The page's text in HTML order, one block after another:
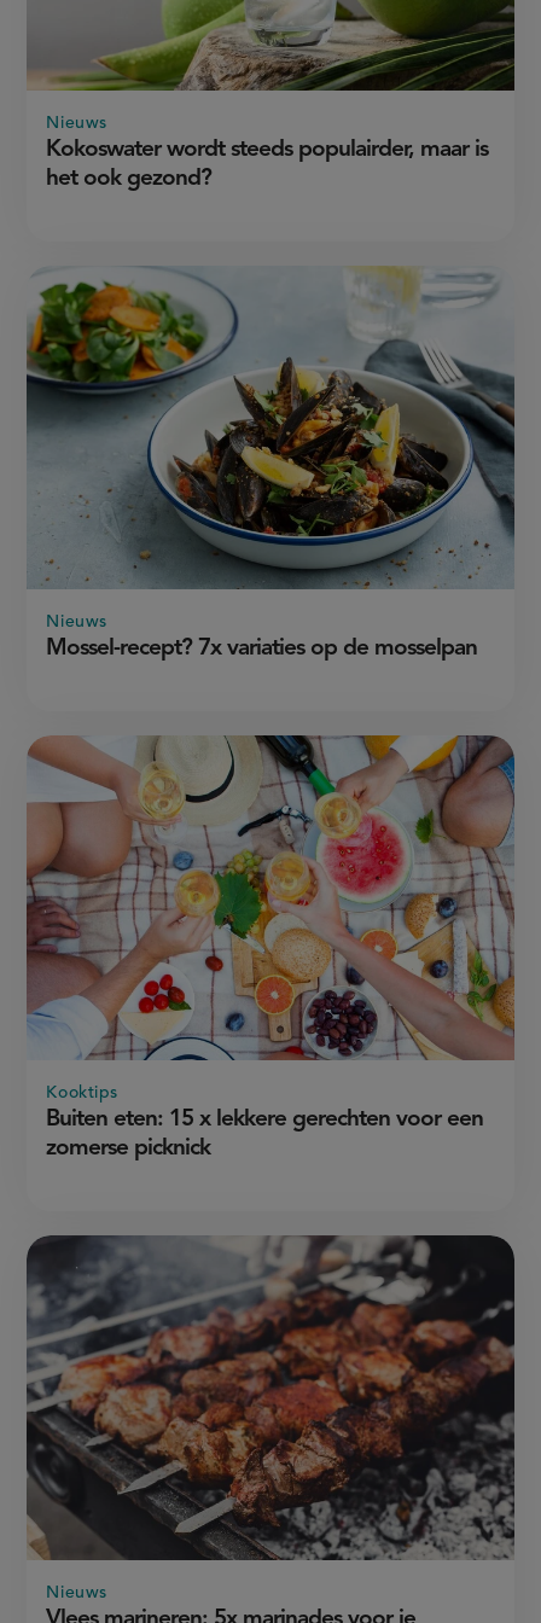
Kokoswater wordt steeds populairder, maar is
het ook gezond?
Nieuws
Mossel-recept? 7x variaties op de mosselpan
Nieuws
Buiten eten: 15 x lekkere gerechten voor een
zomerse picknick
Kooktips
Nieuws